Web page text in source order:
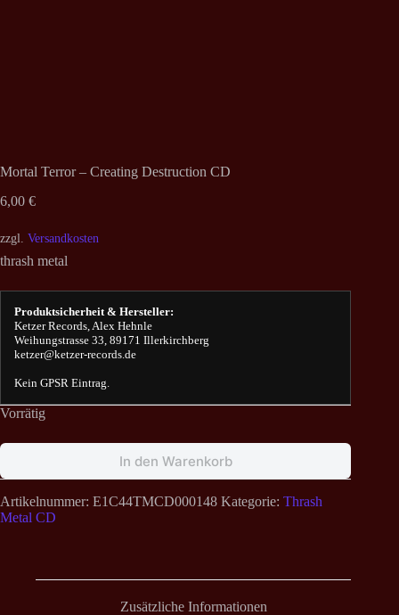
Mortal Terror – Creating Destruction CD
6,00 €
zzgl. Versandkosten
thrash metal
Produktsicherheit & Hersteller:
Ketzer Records, Alex Hehnle
Weihungstrasse 33, 89171 Illerkirchberg
ketzer@ketzer-records.de
Kein GPSR Eintrag.
Vorrätig
In den Warenkorb
Artikelnummer: E1C44TMCD000148 Kategorie: Thrash
Metal CD
Zusätzliche Informationen